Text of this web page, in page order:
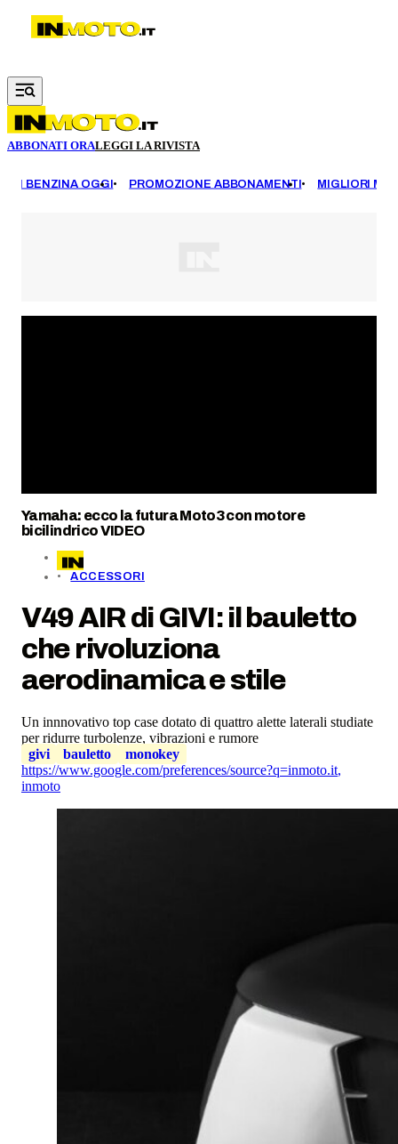
Vai al contenuto principale
ABBONATI ORALEGGI LA RIVISTA
BENZINA OGGI PROMOZIONE ABBONAMENTI MIGLIORI
Yamaha: ecco la futura Moto3 con motore
bicilindrico VIDEO
ACCESSORI
V49 AIR di GIVI: il bauletto
che rivoluziona
aerodinamica e stile
Un innnovativo top case dotato di quattro alette laterali studiate
per ridurre turbolenze, vibrazioni e rumore
givi
bauletto
monokey
https://www.google.com/preferences/source?q=inmoto.it,
inmoto